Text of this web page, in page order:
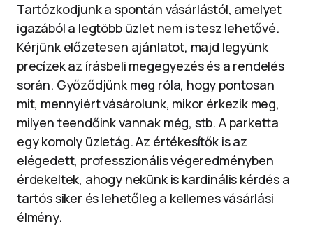
Tartózkodjunk a spontán vásárlástól, amelyet
igazából a legtöbb üzlet nem is tesz lehetővé.
Kérjünk előzetesen ajánlatot, majd legyünk
precízek az írásbeli megegyezés és a rendelés
során. Győződjünk meg róla, hogy pontosan
mit, mennyiért vásárolunk, mikor érkezik meg,
milyen teendőink vannak még, stb. A parketta
egy komoly üzletág. Az értékesítők is az
elégedett, professzionális végeredményben
érdekeltek, ahogy nekünk is kardinális kérdés a
tartós siker és lehetőleg a kellemes vásárlási
élmény.